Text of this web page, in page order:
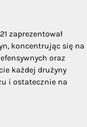
zaprezentował
koncentrując się na
oraz
każdej drużyny
i ostatecznie na